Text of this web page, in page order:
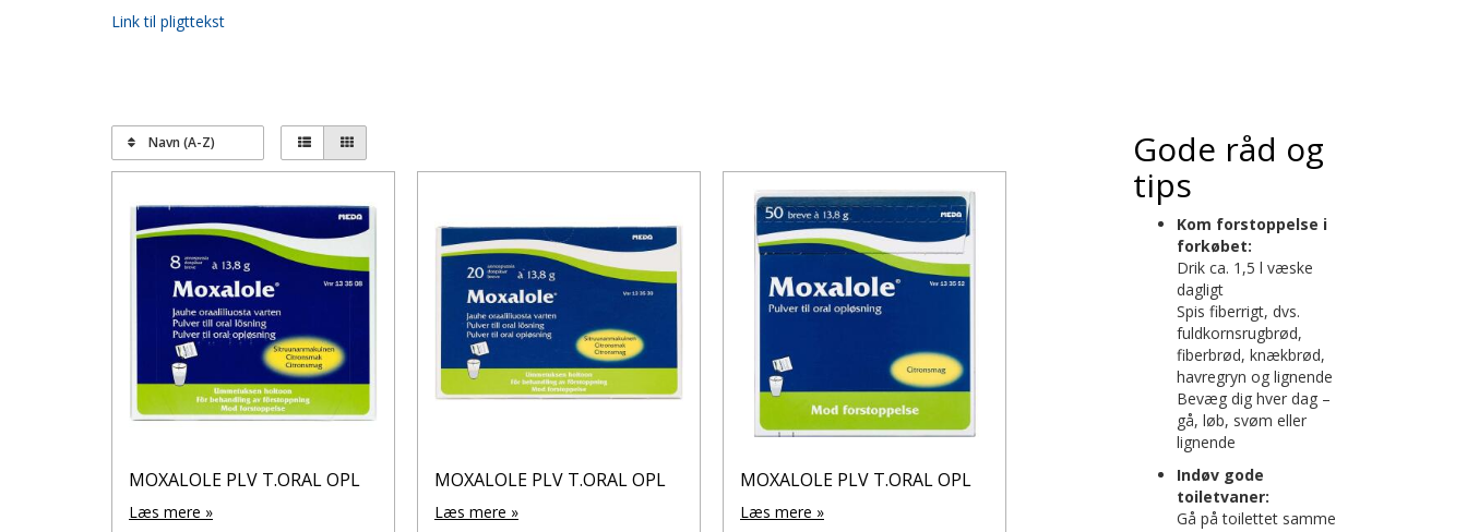
Link til pligttekst
Navn (A-Z)
MOXALOLE PLV T.ORAL OPL
Læs mere »
MOXALOLE PLV T.ORAL OPL
Læs mere »
MOXALOLE PLV T.ORAL OPL
Læs mere »
Gode råd og
tips
Kom forstoppelse i
forkøbet:
Drik ca. 1,5 l væske
dagligt
Spis fiberrigt, dvs.
fuldkornsrugbrød,
fiberbrød, knækbrød,
havregryn og lignende
Bevæg dig hver dag –
gå, løb, svøm eller
lignende
Indøv gode
toiletvaner:
Gå på toilettet samme